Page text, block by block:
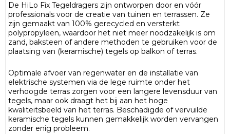
De HiLo Fix Tegeldragers zijn ontworpen door en vóór
professionals voor de creatie van tuinen en terrassen. Ze
zijn gemaakt van 100% gerecycled en versterkt
polypropyleen, waardoor het niet meer noodzakelijk is om
zand, baksteen of andere methoden te gebruiken voor de
plaatsing van (keramische) tegels op balkon of terras.
Optimale afvoer van regenwater en de installatie van
elektrische systemen via de lege ruimte onder het
verhoogde terras zorgen voor een langere levensduur van
tegels, maar ook draagt het bij aan het hoge
kwaliteitsbeeld van het terras. Beschadigde of vervuilde
keramische tegels kunnen gemakkelijk worden vervangen
zonder enig probleem.